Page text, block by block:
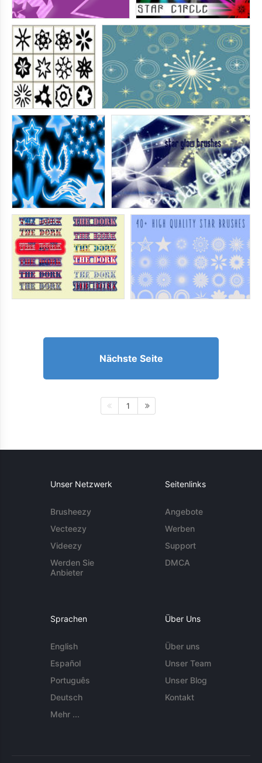
Nächste Seite
1
Unser Netzwerk
Brusheezy
Vecteezy
Videezy
Werden Sie
Anbieter
Seitenlinks
Angebote
Werben
Support
DMCA
Sprachen
English
Español
Português
Deutsch
Mehr ...
Über Uns
Über uns
Unser Team
Unser Blog
Kontakt